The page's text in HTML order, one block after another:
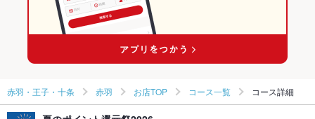
赤羽・王子・十条 赤羽 お店TOP コース一覧 コース詳細